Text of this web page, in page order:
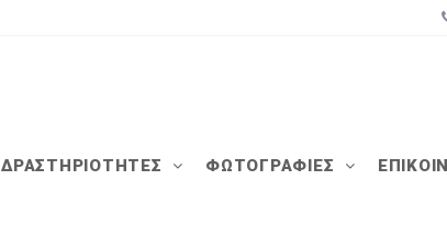
ΔΡΑΣΤΗΡΙΌΤΗΤΕΣ ΦΩΤΟΓΡΑΦΊΕΣ